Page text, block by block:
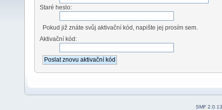
Staré heslo:
Pokud již znáte svůj aktivační kód, napište jej prosím sem.
Aktivační kód:
SMF 2.0.13